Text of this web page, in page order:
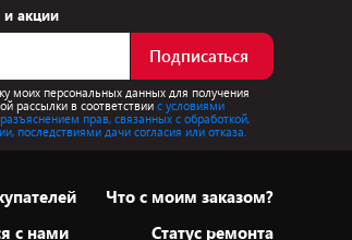
и акции
Подписаться
моих персональных данных для получения
рассылки в соответствиис условиями
прав, связанных с обработкой,
последствиями дачи согласия или отказа.
с нами
Что с моим заказом?
Статус ремонта